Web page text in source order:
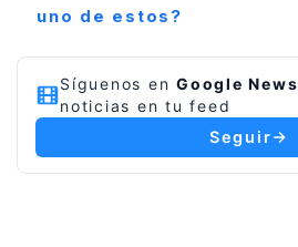
uno de estos?
Síguenos en Google News
noticias en tu feed
Seguir